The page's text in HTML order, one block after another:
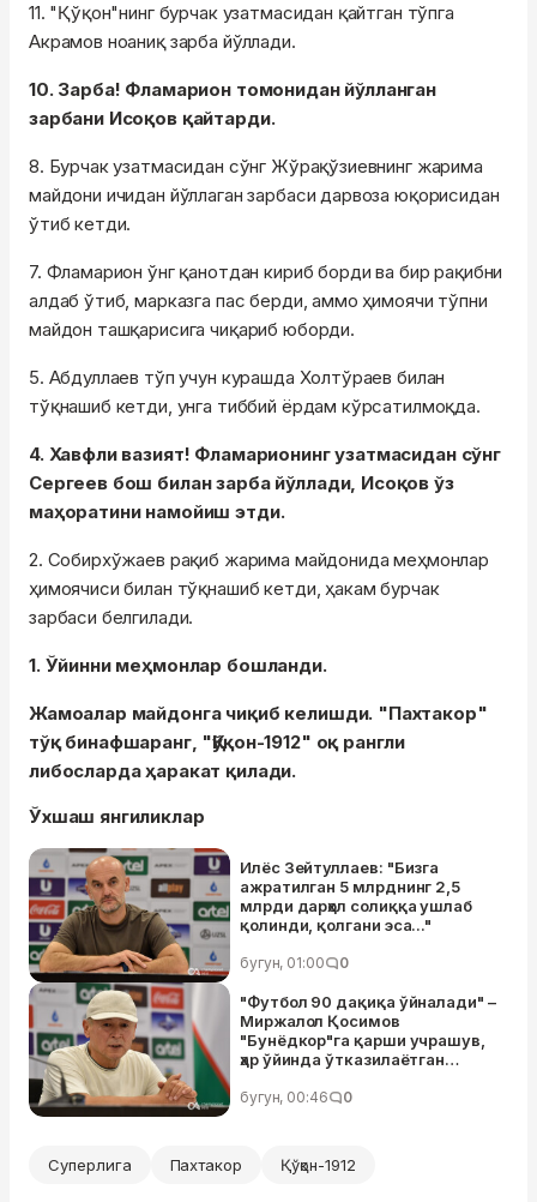
11. "Қўқон"нинг бурчак узатмасидан қайтган тўпга
Акрамов ноаниқ зарба йўллади.
10. Зарба! Фламарион томонидан йўлланган
зарбани Исоқов қайтарди.
8. Бурчак узатмасидан сўнг Жўрақўзиевнинг жарима
майдони ичидан йўллаган зарбаси дарвоза юқорисидан
ўтиб кетди.
7. Фламарион ўнг қанотдан кириб борди ва бир рақибни
алдаб ўтиб, марказга пас берди, аммо ҳимоячи тўпни
майдон ташқарисига чиқариб юборди.
5. Абдуллаев тўп учун курашда Холтўраев билан
тўқнашиб кетди, унга тиббий ёрдам кўрсатилмоқда.
4. Хавфли вазият! Фламарионинг узатмасидан сўнг
Сергеев бош билан зарба йўллади, Исоқов ўз
маҳоратини намойиш этди.
2. Собирхўжаев рақиб жарима майдонида меҳмонлар
ҳимоячиси билан тўқнашиб кетди, ҳакам бурчак
зарбаси белгилади.
1. Ўйинни меҳмонлар бошланди.
Жамоалар майдонга чиқиб келишди. "Пахтакор"
тўқ бинафшаранг, "Қўқон-1912" оқ рангли
либосларда ҳаракат қилади.
Ўхшаш янгиликлар
Илёс Зейтуллаев: "Бизга
ажратилган 5 млрднинг 2,5
млрди дарҳол солиққа ушлаб
қолинди, қолгани эса..."
бугун, 01:00 0
"Футбол 90 дақиқа ўйналади" –
Миржалол Қосимов
"Бунёдкор"га қарши учрашув,
ҳар ўйинда ўтказилаётган
ҳақида гапирди
бугун, 00:46 0
Суперлига Пахтакор Қўқон-1912